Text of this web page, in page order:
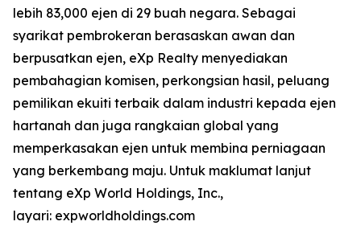
lebih 83,000 ejen di 29 buah negara. Sebagai
syarikat pembrokeran berasaskan awan dan
berpusatkan ejen, eXp Realty menyediakan
pembahagian komisen, perkongsian hasil, peluang
pemilikan ekuiti terbaik dalam industri kepada ejen
hartanah dan juga rangkaian global yang
memperkasakan ejen untuk membina perniagaan
yang berkembang maju. Untuk maklumat lanjut
tentang eXp World Holdings, Inc.,
layari: expworldholdings.com